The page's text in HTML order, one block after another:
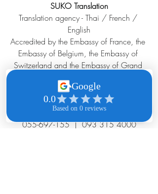
SUKO Translation
​Translation agency - Thai / French /
English
Accredited by the Embassy of France, the
Embassy of Belgium, the Embassy of
Switzerland and the Embassy of Grand
Member of the Franco-Thai Chamber of
Commerce.
055-697-155  |  093 315 4000